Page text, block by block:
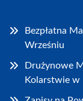
Bezpłatna
Wrześniu
Drużynowe
Kolarstwie w